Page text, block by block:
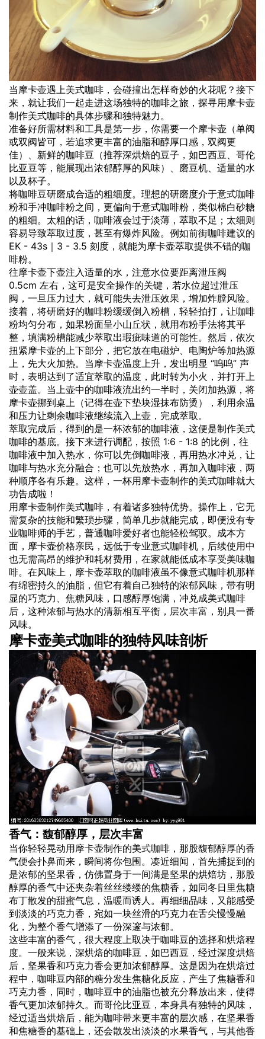
当摩卡壶遇上美式咖啡，会碰撞出怎样奇妙的火花呢？接下
来，就让我们一起走进这场独特的咖啡之旅，探寻用摩卡壶
制作美式咖啡的具体步骤和独特魅力。
准备好所需材料和工具是第一步，你需要一个摩卡壶（单阀
或双阀皆可，若追求更丰富的油脂和醇厚口感，双阀更
佳）、新鲜的咖啡豆（推荐深烘焙的豆子，如巴西豆、哥伦
比亚豆等，能展现出浓郁醇厚的风味）、磨豆机、适量的水
以及杯子。
将咖啡豆研磨成合适的粗细度。理想的研磨度介于意式咖啡
粉和手冲咖啡粉之间，更偏向于意式咖啡粉，类似棉白砂糖
的粗细。太粗的话，咖啡液会过于淡薄，萃取不足；太细则
容易导致萃取过度，甚至有爆炸风险。例如前街咖啡建议的
EK - 43s｜3 - 3.5 刻度，就能为摩卡壶萃取提供不错的咖
啡粉。
往摩卡壶下壶注入适量的水，注意水位要距离泄压阀
0.5cm 左右，这可是安全操作的关键，若水位超过泄压
阀，一旦压力过大，就可能失去泄压效果，增加炸膛风险。
接着，将研磨好的咖啡粉缓缓倒入粉槽，轻轻拍打，让咖啡
粉均匀分布，如果粉面呈小山丘状，就用布粉手法将其平
整，填满粉槽能减少萃取出瑕疵味道的可能性。然后，依次
扭紧摩卡壶的上下部分，把它放在电磁炉、电陶炉等加热源
上，先大火加热。当摩卡壶温度上升，发出明显 “呜呜” 声
时，表明达到了适宜萃取的温度，此时转为小火，并打开上
壶壶盖。当上壶中的咖啡液流出约一半时，关闭加热源，将
摩卡壶挪到桌上（记得在壶下垫块湿抹布防烫），利用余温
和压力让剩余咖啡液继续流入上壶，完成萃取。
萃取完成后，得到的是一杯浓郁的咖啡液，这便是制作美式
咖啡的基底。接下来进行调配，按照 1:6 - 1:8 的比例，往
咖啡液中加入热水，你可以先倒咖啡液，再用热水冲兑，让
咖啡与热水充分融合；也可以先放热水，再加入咖啡液，两
种顺序各有乐趣。这样，一杯用摩卡壶制作的美式咖啡就大
功告成啦！
用摩卡壶制作美式咖啡，有着诸多独特优势。操作上，它无
需复杂的技能和繁琐步骤，简单几步就能完成，即便没有专
业咖啡师的手艺，普通咖啡爱好者也能轻松驾驭。成本方
面，摩卡壶价格亲民，远低于专业意式咖啡机，后续使用中
也无需高昂的维护和耗材费用，在家就能低成本享受美味咖
啡。在风味上，摩卡壶萃取的咖啡液虽不像意式咖啡机那样
有绵密持久的油脂，但它有着自己独特的浓郁风味，带有明
显的巧克力、焦糖风味，口感醇厚饱满，冲兑成美式咖啡
后，这种浓郁与热水的清新相互平衡，层次丰富，别具一番
风味。
摩卡壶美式咖啡的独特风味剖析
香气：馥郁醇厚，层次丰富
当你轻轻晃动用摩卡壶制作的美式咖啡，那股馥郁醇厚的香
气便会扑鼻而来，瞬间将你包围。凑近细闻，首先捕捉到的
是浓郁的坚果香，仿佛置身于一间满是坚果的烘焙坊，那股
醇厚的香气中还夹杂着丝丝缕缕的焦糖香，如同冬日里焦糖
布丁散发的甜蜜气息，温暖而诱人。再细细品味，又能感受
到淡淡的巧克力香，宛如一块丝滑的巧克力在舌尖慢慢融
化，为整个香气增添了一份深邃与浓郁。
这些丰富的香气，很大程度上取决于咖啡豆的选择和烘焙程
度。一般来说，深烘焙的咖啡豆，如巴西豆，经过深度烘焙
后，坚果香和巧克力香会更加浓郁醇厚。这是因为在烘焙过
程中，咖啡豆内部的糖分发生焦糖化反应，产生了焦糖香和
巧克力香，同时，咖啡豆中的油脂也被充分释放出来，使得
香气更加浓郁持久。而哥伦比亚豆，本身具有独特的风味，
经过适当烘焙后，能为咖啡带来更丰富的层次感，在坚果香
和焦糖香的基础上，还会散发出淡淡的水果香气，与其他香